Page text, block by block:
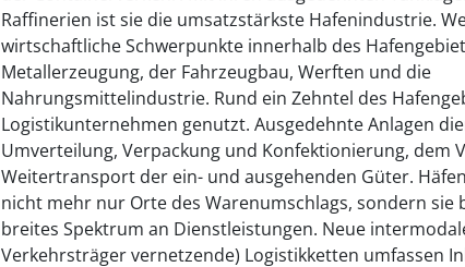
Raffinerien ist sie die umsatzstärkste Hafenindustrie.
wirtschaftliche Schwerpunkte innerhalb des
Metallerzeugung, der Fahrzeugbau, Werften und die
Nahrungsmittelindustrie. Rund ein Zehntel des
Logistikunternehmen genutzt. Ausgedehnte Anlagen
Umverteilung, Verpackung und Konfektionierung, dem
Weitertransport der ein- und ausgehenden Güter.
nicht mehr nur Orte des Warenumschlags, sondern sie
breites Spektrum an Dienstleistungen. Neue
Verkehrsträger vernetzende) Logistikketten umfassen